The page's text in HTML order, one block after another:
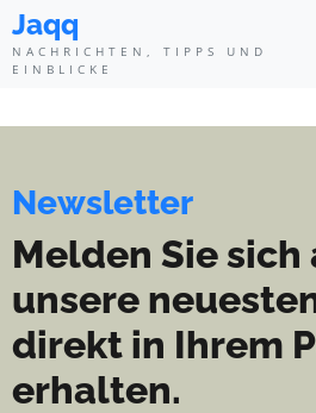
Jaqq -
Jaqq
NACHRICHTEN, TIPPS UND
EINBLICKE
Newsletter
Melden Sie sich
unsere
direkt in Ihrem
erhalten.